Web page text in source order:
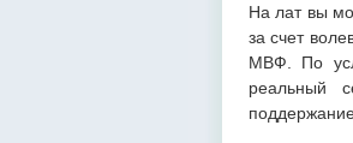
На лат вы
за счет
МВФ. По
реальный